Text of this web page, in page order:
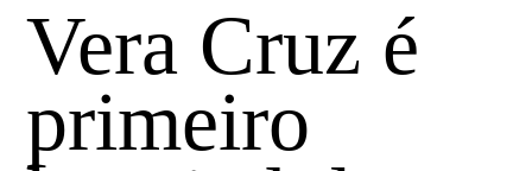
Vera Cruz é
primeiro